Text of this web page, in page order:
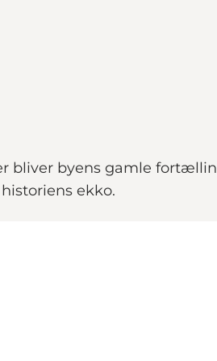
bliver byens gamle
ekko.